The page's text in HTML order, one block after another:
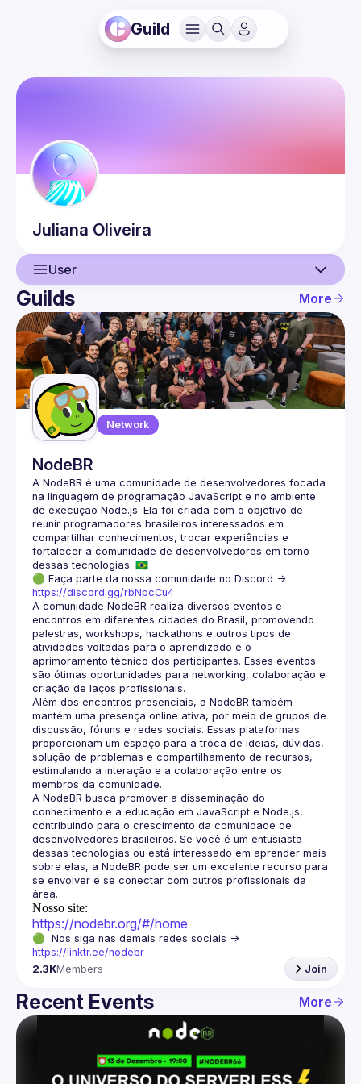
Guild
Juliana Oliveira
User
User
Events
Guilds
Guilds More
Network
NodeBR
A NodeBR é uma comunidade de desenvolvedores focada
na linguagem de programação JavaScript e no ambiente
de execução Node.js. Ela foi criada com o objetivo de
reunir programadores brasileiros interessados em
compartilhar conhecimentos, trocar experiências e
fortalecer a comunidade de desenvolvedores em torno
🟢 Faça parte da nossa comunidade no Discord ->
https://discord.gg/rbNpcCu4
A comunidade NodeBR realiza diversos eventos e
encontros em diferentes cidades do Brasil, promovendo
palestras, workshops, hackathons e outros tipos de
atividades voltadas para o aprendizado e o
aprimoramento técnico dos participantes. Esses eventos
são ótimas oportunidades para networking, colaboração e
Além dos encontros presenciais, a NodeBR também
mantém uma presença online ativa, por meio de grupos de
discussão, fóruns e redes sociais. Essas plataformas
proporcionam um espaço para a troca de ideias, dúvidas,
solução de problemas e compartilhamento de recursos,
estimulando a interação e a colaboração entre os
A NodeBR busca promover a disseminação do
conhecimento e a educação em JavaScript e Node.js,
contribuindo para o crescimento da comunidade de
desenvolvedores brasileiros. Se você é um entusiasta
dessas tecnologias ou está interessado em aprender mais
sobre elas, a NodeBR pode ser um excelente recurso para
se envolver e se conectar com outros profissionais da
Nosso site:
https://nodebr.org/#/home
https://linktr.ee/nodebr
2.3KMembers Join
Recent Events More